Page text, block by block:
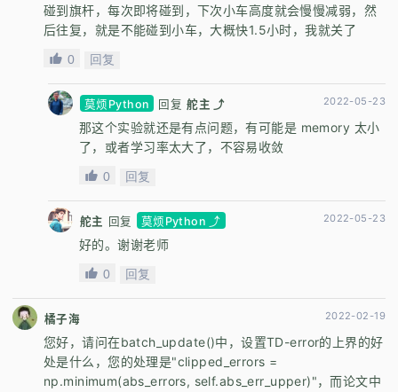
碰到旗杆，每次即将碰到，下次小车高度就会慢慢减弱，然
后往复，就是不能碰到小车，大概快1.5小时，我就关了
0 回复
莫烦Python 回复 舵主 ⤴ 2022-05-23
那这个实验就还是有点问题，有可能是 memory 太小
了，或者学习率太大了，不容易收敛
0 回复
舵主 回复 莫烦Python ⤴ 2022-05-23
好的。谢谢老师
0 回复
橘子海 2022-02-19
您好，请问在batch_update()中，设置TD-error的上界的好
处是什么，您的处理是"clipped_errors =
np.minimum(abs_errors, self.abs_err_upper)"，而论文中